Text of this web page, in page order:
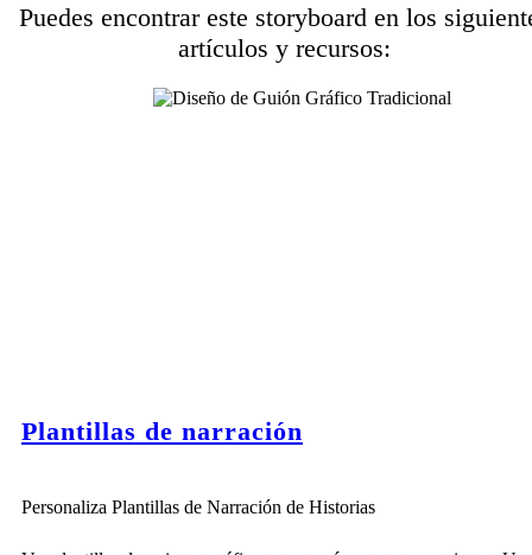
Puedes encontrar este storyboard en los
artículos y recursos:
Plantillas de narración
Personaliza Plantillas de Narración de Historias